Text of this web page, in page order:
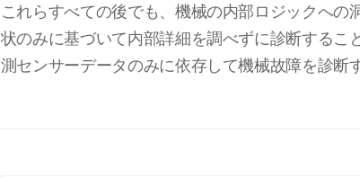
これらすべての後でも、機械の内部ロジックへ
状のみに基づいて内部詳細を調べずに診断するこ
測センサーデータのみに依存して機械故障を診断